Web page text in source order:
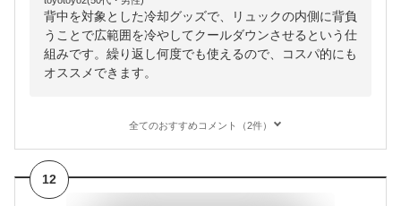
背中を対象とした冷却グッズで、リュックの内側に背負
うことで広範囲を冷やしてクールダウンさせるという仕
組みです。繰り返し何度でも使えるので、コスパ的にも
オススメできます。
全てのおすすめコメント（2件）
12